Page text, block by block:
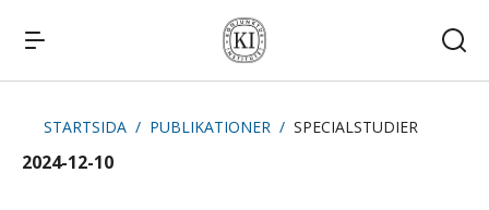
STARTSIDA PUBLIKATIONER SPECIALSTUDIER
2024-12-10